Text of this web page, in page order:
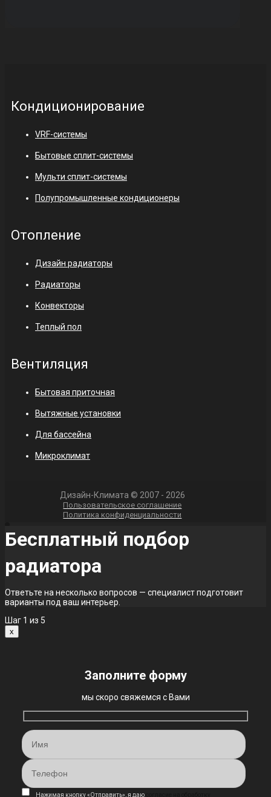
Кондиционирование
VRF-системы
Бытовые сплит-системы
Мульти сплит-системы
Полупромышленные кондиционеры
Отопление
Дизайн радиаторы
Радиаторы
Конвекторы
Теплый пол
Вентиляция
Бытовая приточная
Вытяжные установки
Для бассейна
Микроклимат
Дизайн-Климата © 2007 - 2026
Пользовательское соглашение
Политика конфиденциальности
Бесплатный подбор
радиатора
Ответьте на несколько вопросов — специалист подготовит
варианты под ваш интерьер.
Шаг 1 из 5
x
Заполните форму
мы скоро свяжемся с Вами
Нажимая кнопку «Отправить», я даю